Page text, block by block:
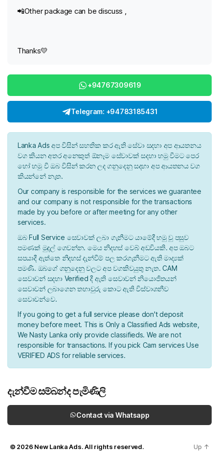
📲Other package can be discuss ,
Thanks💛
+94767309619
Telegram: +94783185431
Lanka Ads අප විසින් සහතික කර ඇති සේවා සදහා අප ආයතනය
වග කියන අතර අනෙකුත් ඕනෑම සේවාවක් සදහා හමු වීමට පෙර
හෝ හමු වී ඔබ විසින් කරන ලද ගනුදෙනු සදහා අප ආයතනය වග
කියන්නේ නැත.
Our company is responsible for the services we guarantee
and our company is not responsible for the transactions
made by you before or after meeting for any other
services.
ඔබ Full Service සෙවාවක් ලබා ගැනීමට යාමේදී හමු වු පසුව
පමණක් මුදල් ගෙවන්න. මෙය නිදහස් වෙබ් අඩවියකි. අප ඔබට
සපයාදී ඇත්තෙ නිදහස් දැන්වීම් පල කරගැනීමට ඇති මාද්‍යක්
පමණි. ඔබගේ ගනුදෙනු වලට අප වගකිවයුතු නැත. CAM
සෙවාවන් සදහා Verified දී ඇති සෙවාවන් නියොජිතයන්
සෙවාවන් ලබාගෙන තහාවුරු කොට ඇති විස්වාශනීව
සෙවාවන්වෙ.
If you going to get a full service please don't deposit
money before meet. This is Only a Classified Ads website,
We Nasty Lanka only provide classifieds. We are not
responsible for transactions. If you pick Cam services Use
VERIFIED ADS for reliable services.
දැන්වීම සම්බන්ද පැමිණිලි
Contact via Whatsapp
© 2026 New Lanka Ads. All rights reserved. Up ↑